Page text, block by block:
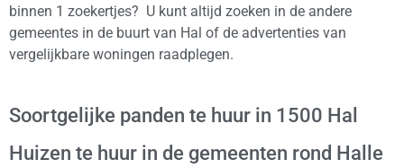
binnen 1 zoekertjes? U kunt altijd zoeken in de andere
gemeentes in de buurt van Hal of de advertenties van
vergelijkbare woningen raadplegen.
Soortgelijke panden te huur in 1500 Hal
Huizen te huur in de gemeenten rond Halle